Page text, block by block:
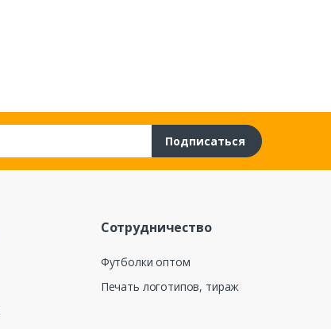
Подписаться
Сотрудничество
Футболки оптом
Печать логотипов, тираж